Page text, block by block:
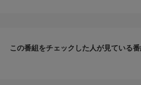
この番組をチェックした人が見ている番